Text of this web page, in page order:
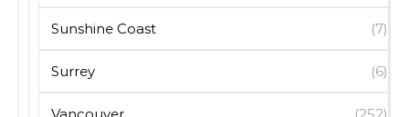
Sunshine Coast (7)
Surrey (6)